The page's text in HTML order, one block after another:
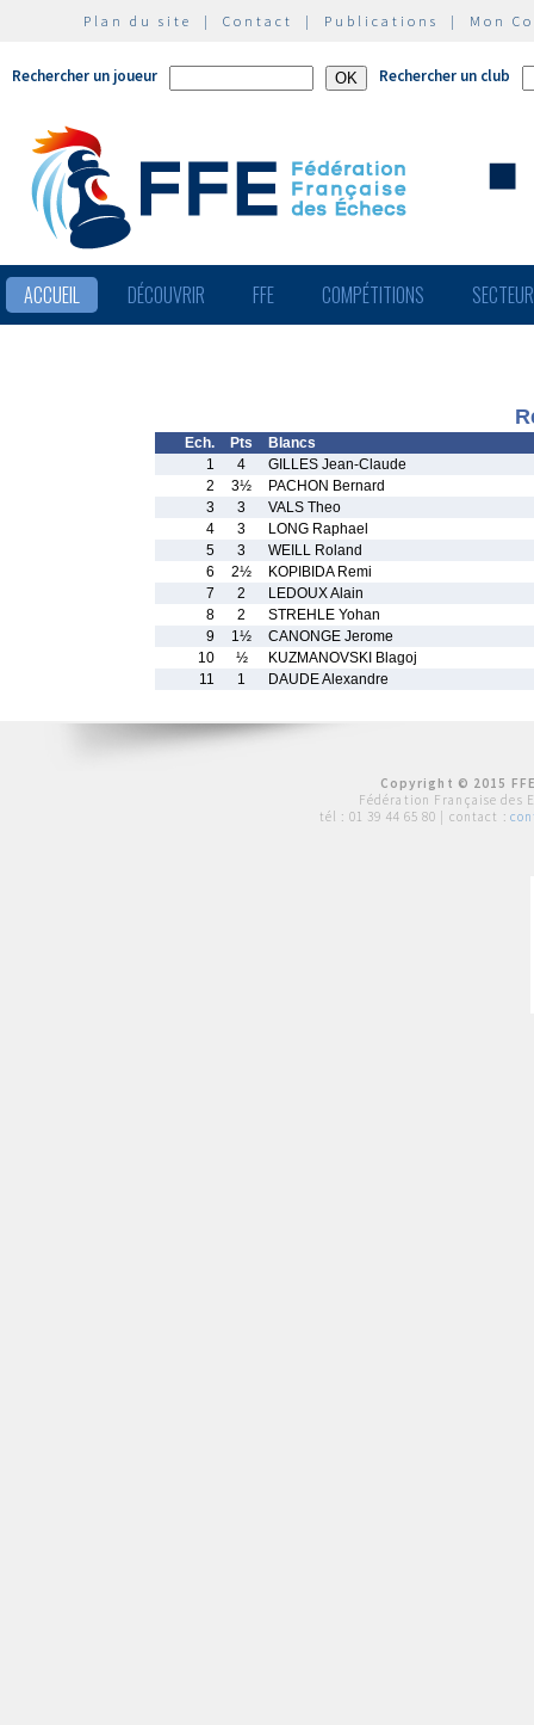
Plan du site | Contact | Publications | Mon
Rechercher un joueur Rechercher un club
ACCUEIL DÉCOUVRIR FFE COMPÉTITIONS
Ech. Pts
Blancs
1
4
GILLES Jean-Claude
2
3½
PACHON Bernard
3
3
VALS Theo
4
3
LONG Raphael
5
3
WEILL Roland
6
2½
KOPIBIDA Remi
7
2
LEDOUX Alain
8
2
STREHLE Yohan
9
1½
CANONGE Jerome
10
½
KUZMANOVSKI Blagoj
11
1 DAUDE Alexandre
Copyright © 2015
Fédération Française des
tél : 01 39 44 65 80 | contact :